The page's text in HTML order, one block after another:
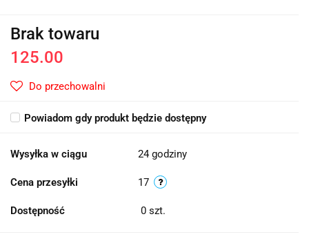
Brak towaru
125.00
Do przechowalni
Powiadom gdy produkt będzie dostępny
Wysyłka w ciągu 24 godziny
Cena przesyłki 17
Dostępność 0 szt.